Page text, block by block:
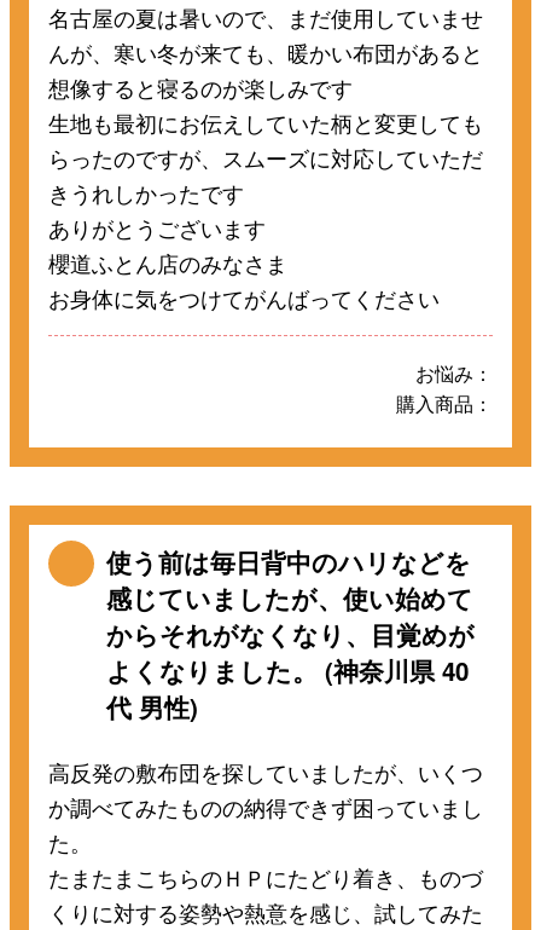
名古屋の夏は暑いので、まだ使用していませ
んが、寒い冬が来ても、暖かい布団があると
想像すると寝るのが楽しみです
生地も最初にお伝えしていた柄と変更しても
らったのですが、スムーズに対応していただ
きうれしかったです
ありがとうございます
櫻道ふとん店のみなさま
お身体に気をつけてがんばってください
お悩み：
購入商品：
使う前は毎日背中のハリなどを
感じていましたが、使い始めて
からそれがなくなり、目覚めが
よくなりました。 (神奈川県 40
代 男性)
高反発の敷布団を探していましたが、いくつ
か調べてみたものの納得できず困っていまし
た。
たまたまこちらのＨＰにたどり着き、ものづ
くりに対する姿勢や熱意を感じ、試してみた